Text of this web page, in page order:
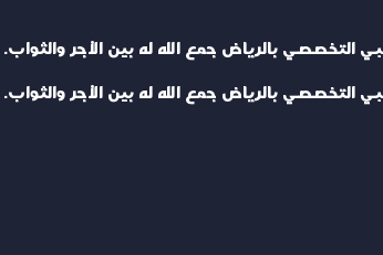
التخصصي بالرياض جمع الله له بين الأجر والثواب.
التخصصي بالرياض جمع الله له بين الأجر والثواب.